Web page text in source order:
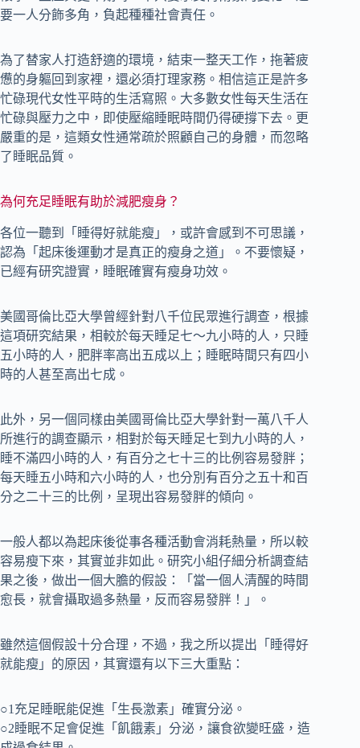
要一人分飾多角，負起種種社會責任。
為了替家人打造舒適的環境，結束一整天工作，拖著疲
憊的身軀回到家裡，還必須打理家務。相信這正是許多
忙碌現代女性平時的生活寫照。大多數女性每天生活在
忙碌與壓力之中，即使壓縮睡眠時間仍得硬撐下去。更
嚴重的是，這類女性通常疏於照顧自己的身體，而忽略
了睡眠品質。
為何充足睡眠有助於減肥瘦身？
各位一聽到「睡得好就能瘦」，或許會感到不可思議，
認為「起床後運動才是真正的瘦身之道」。不要懷疑，
已經有研究證實，睡眠確實有瘦身功效。
美國哥倫比亞大學曾經針對八千位民眾進行調查，根據
這項研究結果，相較於每天睡足七～九小時的人，只睡
五小時的人，肥胖率高出五成以上；睡眠時間只有四小
時的人甚至高出七成。
此外，另一個同樣由美國哥倫比亞大學針對一萬八千人
所進行的調查顯示，相對於每天睡足七到九小時的人，
睡不滿四小時的人，有百分之七十三的比例容易發胖；
每天睡五小時和六小時的人，也分別有百分之五十和百
分之二十三的比例，呈現出容易發胖的傾向。
一般人都以為起床後從事各種活動會消耗熱量，所以較
容易瘦下來，其實並非如此。研究小組仔細分析調查結
果之後，做出一個大膽的假設：「當一個人清醒的時間
愈長，就會攝取過多熱量，反而容易發胖！」。
雖然這個假設十分合理，不過，我之所以提出「睡得好
就能瘦」的原因，其實還有以下三大重點：
○1充足睡眠能促進「生長激素」確實分泌。
○2睡眠不足會促進「飢餓素」分泌，讓食欲變旺盛，造